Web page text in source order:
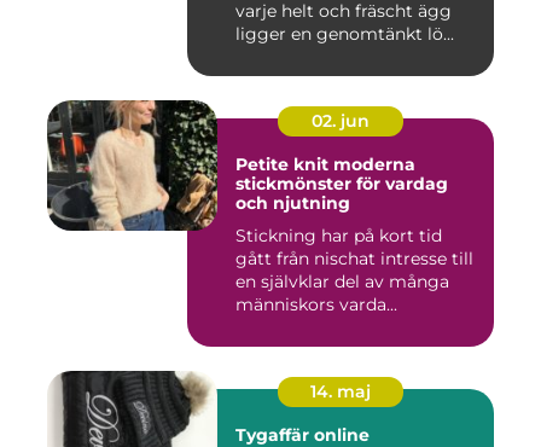
varje helt och fräscht ägg
ligger en genomtänkt lö...
02. jun
Petite knit moderna
stickmönster för vardag
och njutning
Stickning har på kort tid
gått från nischat intresse till
en självklar del av många
människors varda...
14. maj
Tygaffär online